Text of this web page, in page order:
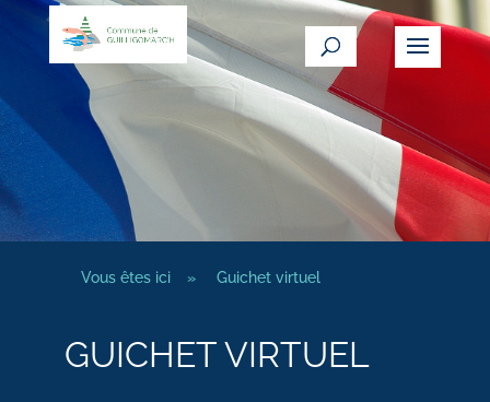
Vous êtes ici » Guichet virtuel
GUICHET VIRTUEL